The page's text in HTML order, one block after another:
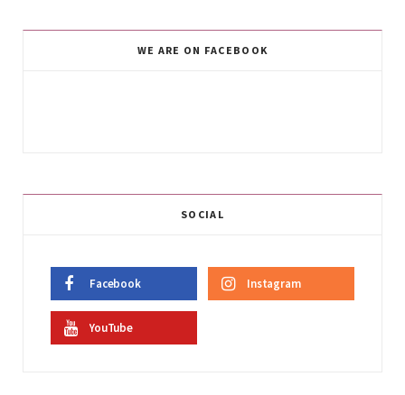
WE ARE ON FACEBOOK
SOCIAL
Facebook Instagram
YouTube